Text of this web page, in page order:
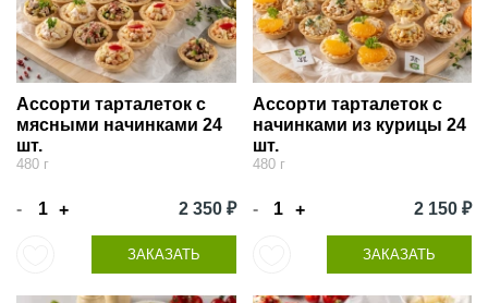
Ассорти тарталеток с
мясными начинками 24
шт.
480 г
- + 2 350 ₽
ЗАКАЗАТЬ
Ассорти тарталеток с
начинками из курицы 24
шт.
480 г
- + 2 150 ₽
ЗАКАЗАТЬ